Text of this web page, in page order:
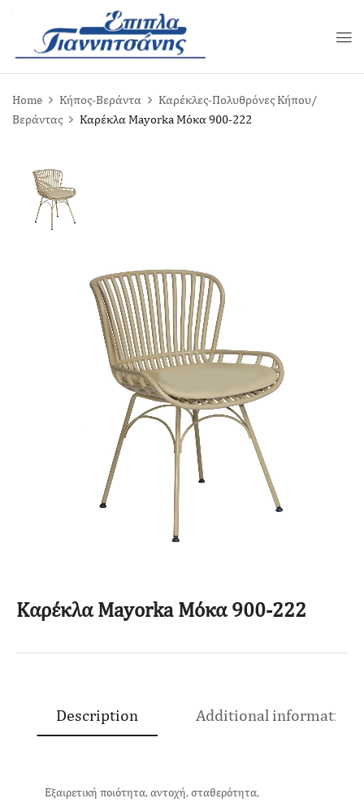
Home Κήπος-Βεράντα
Καρέκλες-Πολυθρόνες Κήπου/
Βεράντας
Καρέκλα Mayorka Μόκα 900-222
Καρέκλα Mayorka Μόκα 900-222
Description Additional information
Εξαιρετική ποιότητα, αντοχή, σταθερότητα,